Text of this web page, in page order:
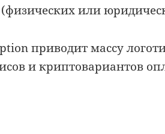
или
приводит массу
и криптовариантов